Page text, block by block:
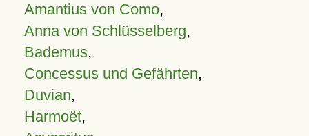
Amantius von Como,
Anna von Schlüsselberg,
Bademus,
Concessus und Gefährten,
Duvian,
Harmoët,